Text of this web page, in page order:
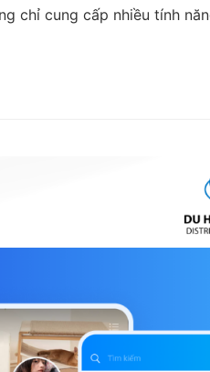
chỉ cung cấp nhiều tính